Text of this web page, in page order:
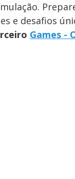
e desafios
Games -